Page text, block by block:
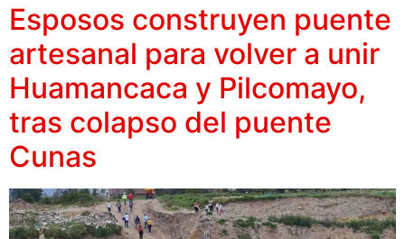
Esposos construyen puente
artesanal para volver a unir
Huamancaca y Pilcomayo,
tras colapso del puente
Cunas